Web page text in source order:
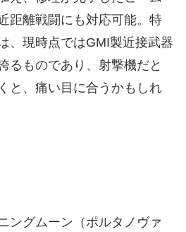
距離戦闘にも対応可能。特
、現時点ではGMI製近接武器
るものであり、射撃機だと
と、痛い目に合うかもしれ
ングムーン（ポルタノヴァ